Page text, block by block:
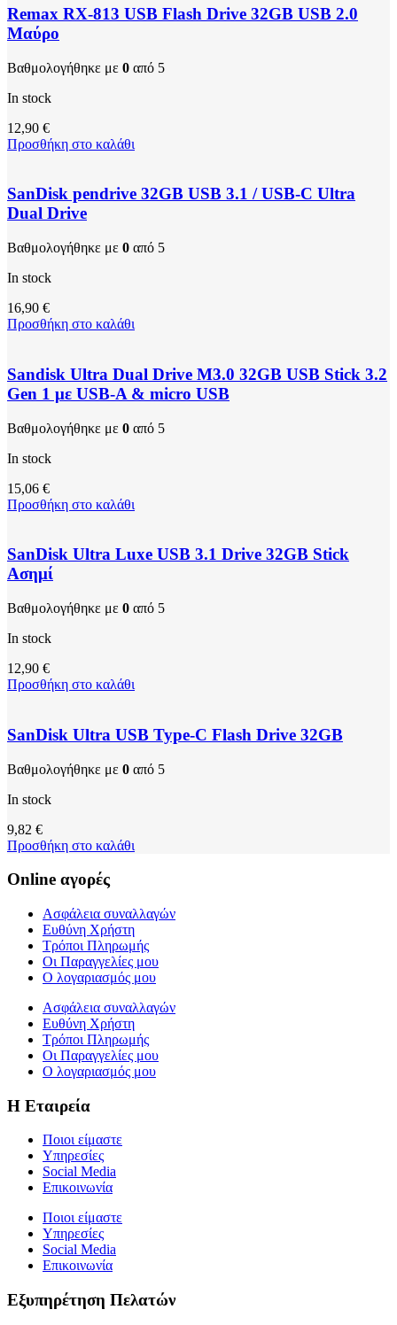
Remax RX-813 USB Flash Drive 32GB USB 2.0
Μαύρο
Βαθμολογήθηκε με 0 από 5
In stock
12,90 €
Προσθήκη στο καλάθι
SanDisk pendrive 32GB USB 3.1 / USB-C Ultra
Dual Drive
Βαθμολογήθηκε με 0 από 5
In stock
16,90 €
Προσθήκη στο καλάθι
Sandisk Ultra Dual Drive M3.0 32GB USB Stick 3.2
Gen 1 με USB-A & micro USB
Βαθμολογήθηκε με 0 από 5
In stock
15,06 €
Προσθήκη στο καλάθι
SanDisk Ultra Luxe USB 3.1 Drive 32GB Stick
Ασημί
Βαθμολογήθηκε με 0 από 5
In stock
12,90 €
Προσθήκη στο καλάθι
SanDisk Ultra USB Type-C Flash Drive 32GB
Βαθμολογήθηκε με 0 από 5
In stock
9,82 €
Προσθήκη στο καλάθι
Online αγορές
Ασφάλεια συναλλαγών
Ευθύνη Χρήστη
Τρόποι Πληρωμής
Οι Παραγγελίες μου
Ο λογαριασμός μου
Ασφάλεια συναλλαγών
Ευθύνη Χρήστη
Τρόποι Πληρωμής
Οι Παραγγελίες μου
Ο λογαριασμός μου
Η Εταιρεία
Ποιοι είμαστε
Υπηρεσίες
Social Media
Επικοινωνία
Ποιοι είμαστε
Υπηρεσίες
Social Media
Επικοινωνία
Εξυπηρέτηση Πελατών